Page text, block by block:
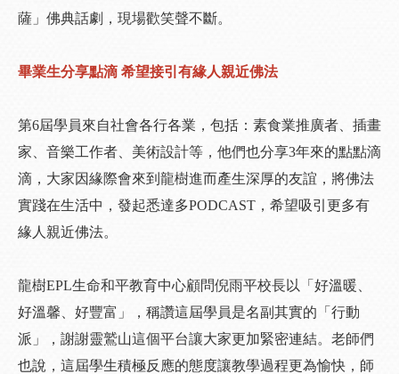
薩」佛典話劇，現場歡笑聲不斷。
畢業生分享點滴 希望接引有緣人親近佛法
第6屆學員來自社會各行各業，包括：素食業推廣者、插畫
家、音樂工作者、美術設計等，他們也分享3年來的點點滴
滴，大家因緣際會來到龍樹進而產生深厚的友誼，將佛法
實踐在生活中，發起悉達多PODCAST，希望吸引更多有
緣人親近佛法。
龍樹EPL生命和平教育中心顧問倪雨平校長以「好溫暖、
好溫馨、好豐富」，稱讚這屆學員是名副其實的「行動
派」，謝謝靈鷲山這個平台讓大家更加緊密連結。老師們
也說，這屆學生積極反應的態度讓教學過程更為愉快，師